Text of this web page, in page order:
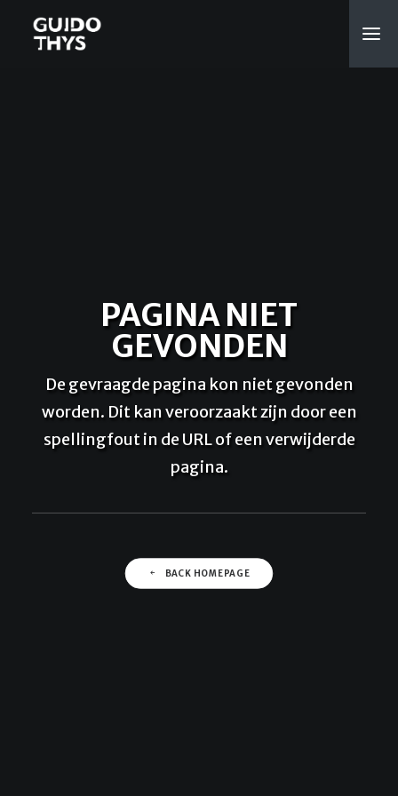
SEARCH
PAGINA NIET
GEVONDEN
De gevraagde pagina kon niet gevonden
worden. Dit kan veroorzaakt zijn door een
spellingfout in de URL of een verwijderde
pagina.
BACK HOMEPAGE